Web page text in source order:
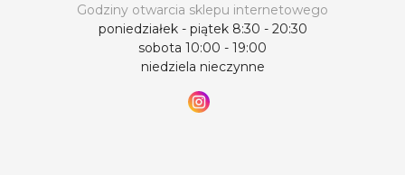
Godziny otwarcia sklepu internetowego
poniedziałek - piątek 8:30 - 20:30
sobota 10:00 - 19:00
niedziela nieczynne